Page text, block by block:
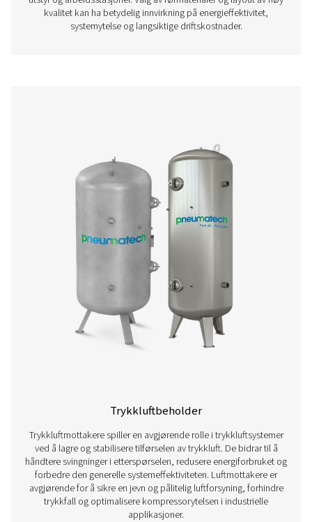
Brukerhåndbok for trykkluft
Trykkluftrørsystemer er avgjørende for effektiv
trykkluft i industrielle anlegg. Et godt utformet
trykkfall, forhindrer forurensning og sikrer pålitelig
utstyr og arbeidsstasjoner. Valg av rørmaterialer og
kvalitet kan ha betydelig innvirkning på
systemytelse og langsiktige driftskostnader.